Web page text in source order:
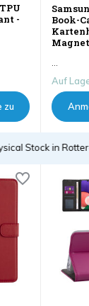
-
zu
Book-
Auf
Order until 18:00